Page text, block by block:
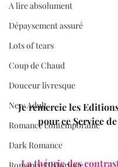
A lire absolument
Dépaysement assuré
Lots of tears
Coup de Chaud
Douceur livresque
New Adult
Romance contemporaine
Dark Romance
Je remercie les
pour ce Service de
La théorie des